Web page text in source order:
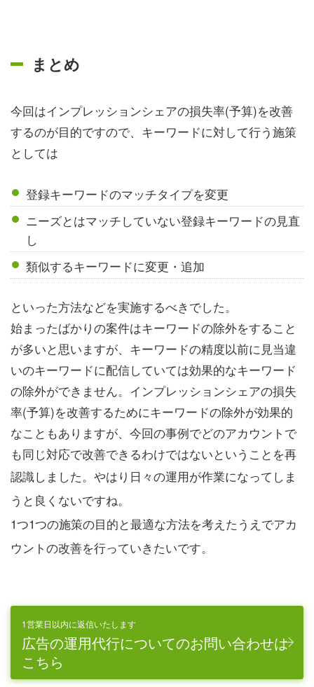
まとめ
今回はインプレッションシェアの損失率(予算)を改善
するのが目的ですので、キーワードに対して行う施策
としては
登録キーワードのマッチタイプを変更
ニーズとはマッチしていない登録キーワードの見直
し
類似するキーワードに変更・追加
といった方法などを実施するべきでした。
始まったばかりの案件はキーワードの除外をすること
が多いと思いますが、キーワードの精度以前に見当違
いのキーワードに配信していては効果的なキーワード
の除外ができません。インプレッションシェアの損失
率(予算)を改善するためにキーワードの除外が効果的
なこともありますが、今回の事例でどのアカウントで
も同じ対応で改善できるわけではないということを再
認識しました。 やはり日々の運用が作業になってしま
うと良くないですね。
1つ1つの施策の目的と最適な方法を考えたうえでアカ
ウントの改善を行っていきたいです。
1営業日以内に返信いたします
広告の運用代行についてのお問い合わせは
こちら